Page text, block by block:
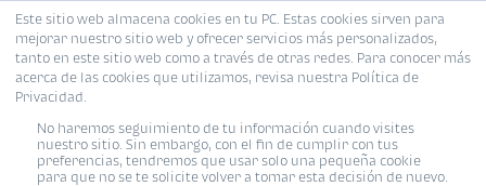
Este sitio web almacena cookies en tu PC. Estas cookies sirven para
mejorar nuestro sitio web y ofrecer servicios más personalizados,
tanto en este sitio web como a través de otras redes. Para conocer más
acerca de las cookies que utilizamos, revisa nuestra Política de
Privacidad.
No haremos seguimiento de tu información cuando visites
nuestro sitio. Sin embargo, con el fin de cumplir con tus
preferencias, tendremos que usar solo una pequeña cookie
para que no se te solicite volver a tomar esta decisión de nuevo.
MENÚ